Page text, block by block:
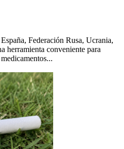
Federación Rusa, Ucrania,
herramienta conveniente para